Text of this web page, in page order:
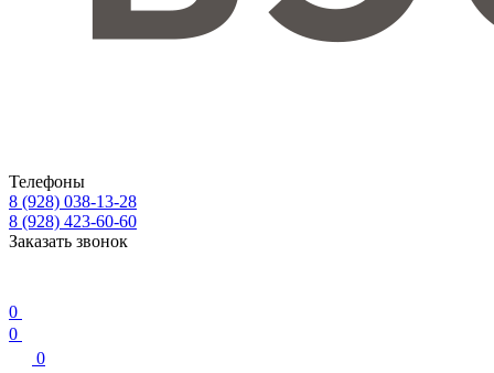
Телефоны
8 (928) 038-13-28
8 (928) 423-60-60
Заказать звонок
0
0
0